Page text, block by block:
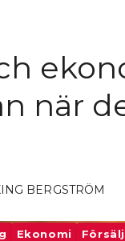
när
BERGSTRÖM
Ekonomi